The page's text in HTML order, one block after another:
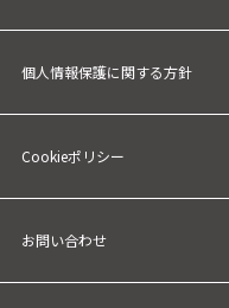
個人情報保護に関する方針
Cookieポリシー
お問い合わせ